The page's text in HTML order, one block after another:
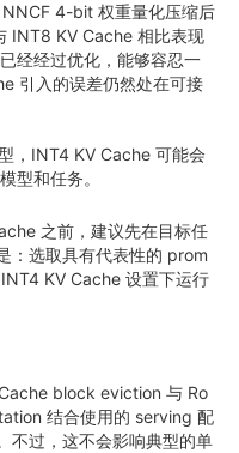
4-bit 权重量化压缩后
INT8 KV Cache 相比表现
经经过优化，能够容忍一
引入的误差仍然处在可接
，INT4 KV Cache 可能会
型和任务。
之前，建议先在目标任
：选取具有代表性的 prom
KV Cache 设置下运行
block eviction 与 Ro
结合使用的 serving 配
不过，这不会影响典型的单